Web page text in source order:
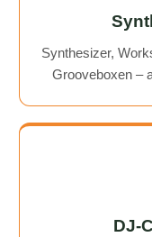
Synthesizer,
Grooveboxen –
DJ-